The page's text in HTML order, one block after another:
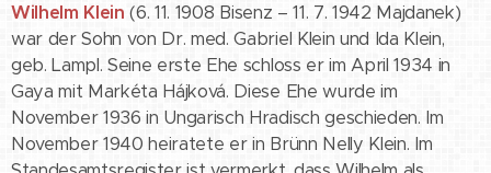
Wilhelm Klein (6. 11. 1908 Bisenz – 11. 7. 1942 Majdanek)
war der Sohn von Dr. med. Gabriel Klein und Ida Klein,
geb. Lampl. Seine erste Ehe schloss er im April 1934 in
Gaya mit Markéta Hájková. Diese Ehe wurde im
November 1936 in Ungarisch Hradisch geschieden. Im
November 1940 heiratete er in Brünn Nelly Klein. Im